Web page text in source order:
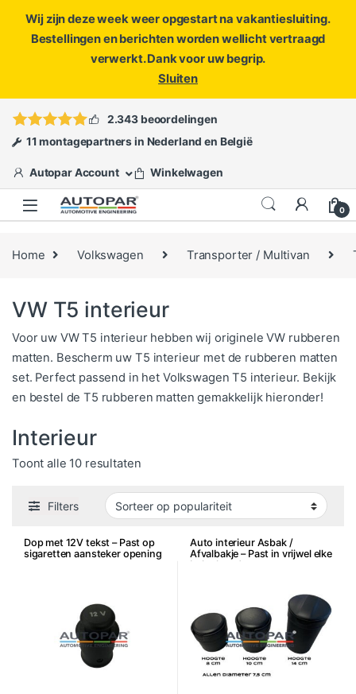
Wij zijn deze week weer opgestart na vakantiesluiting.
Bestellingen en berichten worden wellicht vertraagd
verwerkt. Dank voor uw begrip.
Sluiten
ofopen een ticket
2.343 beoordelingen
11 montagepartners in Nederland en België
Autopar Account Winkelwagen
0
Home Volkswagen Transporter / Multivan
VW T5 interieur
Voor uw VW T5 interieur hebben wij originele VW rubberen
matten. Bescherm uw T5 interieur met de rubberen matten
set. Perfect passend in het Volkswagen T5 interieur. Bekijk
en bestel de T5 rubberen matten gemakkelijk hieronder!
Interieur
Toont alle 10 resultatenGesorteerd op populariteit
Filters
Dop met 12V tekst – Past op
sigaretten aansteker opening
Auto interieur Asbak /
Afvalbakje – Past in vrijwel elke
bekerhouder